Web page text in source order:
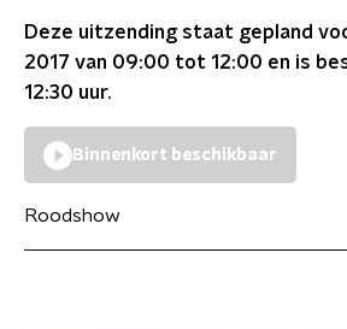
Deze uitzending staat gepland
2017 van 09:00 tot 12:00 en is
12:30 uur.
Binnenkort beschikbaar
Roodshow